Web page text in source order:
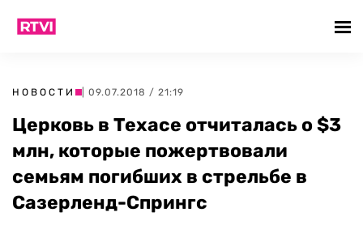
НОВОСТИ | 09.07.2018 / 21:19
Церковь в Техасе отчиталась о $3
млн, которые пожертвовали
семьям погибших в стрельбе в
Сазерленд-Спрингс